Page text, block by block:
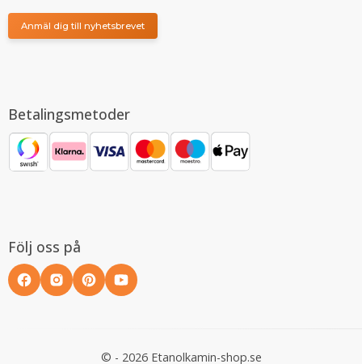
Anmäl dig till nyhetsbrevet
Betalingsmetoder
Följ oss på
© - 2026 Etanolkamin-shop.se